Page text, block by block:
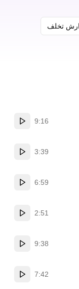
تخلف
9:16
پخش
3:39
پخش
6:59
پخش
2:51
پخش
9:38
پخش
7:42
پخش